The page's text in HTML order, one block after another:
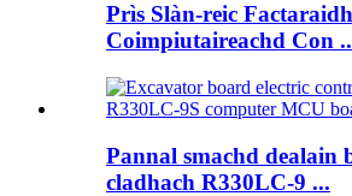
Prìs Slàn-reic
Coimpiutaireachd Con
Pannal smachd dealain
cladhach R330LC-9 ...